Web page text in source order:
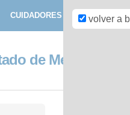
CUIDADORES
de México
volver a